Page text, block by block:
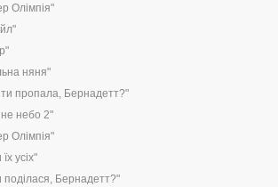
Олімпія"
няня"
пропала, Бернадетт?"
небо 2"
Олімпія"
усіх"
Бернадетт?"